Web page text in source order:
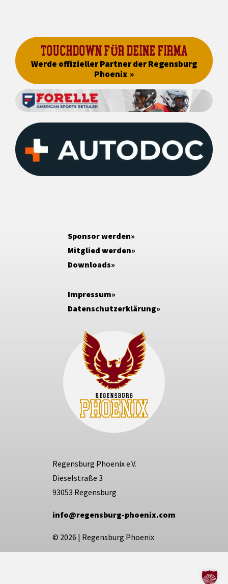
TOUCHDOWN FÜR DEINE FIRMA
Werde offizieller Partner der Regensburg
Phoenix
Regensburg Phoenix e.V.
Dieselstraße 3
93053 Regensburg
info@regensburg-phoenix.com
© 2026 | Regensburg Phoenix
Sponsor werden
Mitglied werden
Downloads
Impressum
Datenschutzerklärung